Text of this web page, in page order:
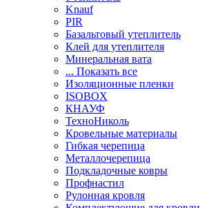
Knauf
PIR
Базальтовый утеплитель
Клей для утеплителя
Минеральная вата
... Показать все
Изоляционные пленки
ISOBOX
КНАУФ
ТехноНиколь
Кровельные материалы
Гибкая черепица
Металлочерепица
Подкладочные ковры
Профнастил
Рулонная кровля